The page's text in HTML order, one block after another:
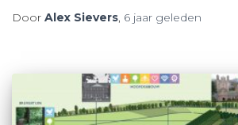
Door Alex Sievers 6 jaar geleden